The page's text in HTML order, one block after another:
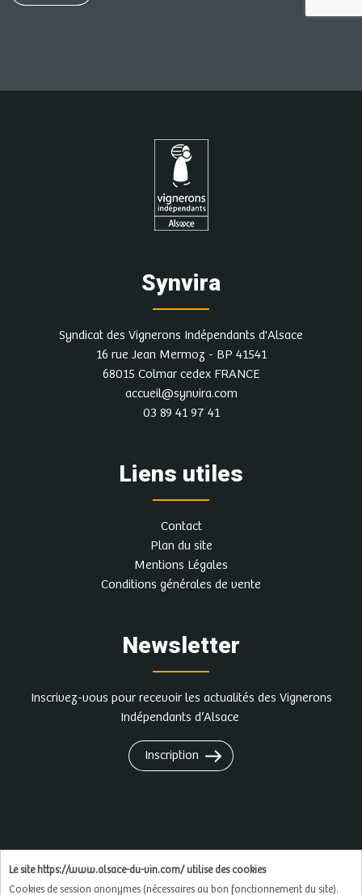
Synvira
Syndicat des Vignerons Indépendants d'Alsace
16 rue Jean Mermoz - BP 41541
68015 Colmar cedex FRANCE
accueil@synvira.com
03 89 41 97 41
Liens utiles
Contact
Plan du site
Mentions Légales
Conditions générales de vente
Newsletter
Inscrivez-vous pour recevoir les actualités des Vignerons
Indépendants d’Alsace
Inscription
L'abus d'alcool est dangereux pour la santé, à
consommer avec modération
Le site https://www.alsace-du-vin.com/ utilise des cookies
Cookies de session anonymes (nécessaires au bon fonctionnement du site).